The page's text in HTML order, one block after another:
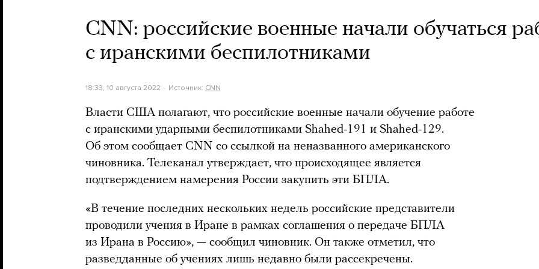
CNN: российские военные начали обучаться
с иранскими беспилотниками
18:33, 10 августа 2022 Источник: CNN
Власти США полагают, что российские военные начали обучение работе
с иранскими ударными беспилотниками Shahed-191 и Shahed-129.
Об этом сообщает CNN со ссылкой на неназванного американского
чиновника. Телеканал утверждает, что происходящее является
подтверждением намерения России закупить эти БПЛА.
«В течение последних нескольких недель российские представители
проводили учения в Иране в рамках соглашения о передаче БПЛА
из Ирана в Россию», — сообщил чиновник. Он также отметил, что
разведданные об учениях лишь недавно были рассекречены.